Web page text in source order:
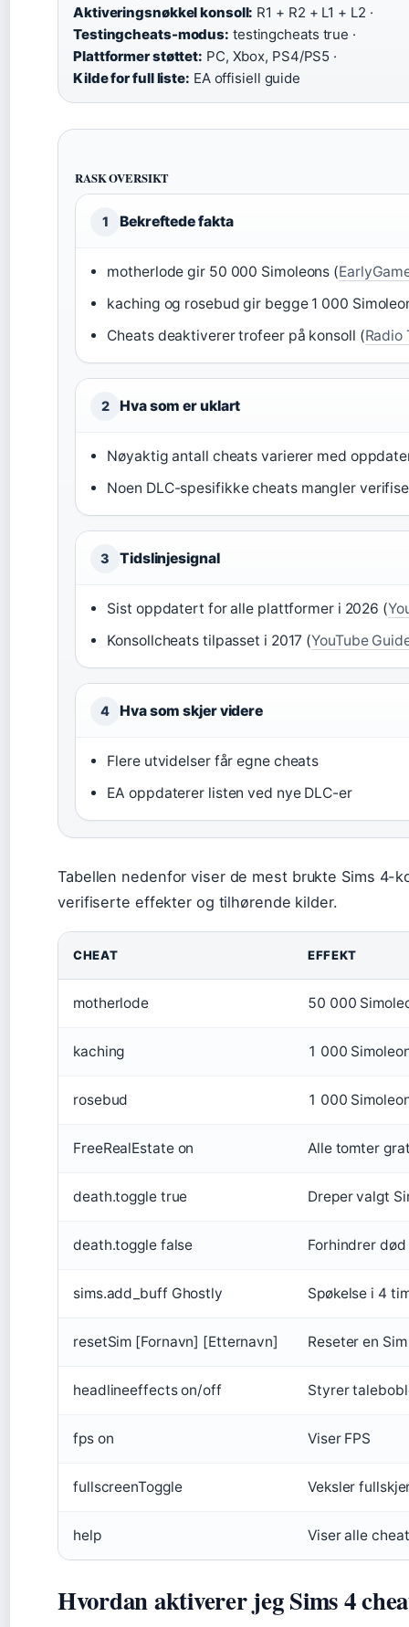
Aktiveringsnøkkel konsoll: R1 + R2 + L1 + L2 ·
Testingcheats-modus: testingcheats true ·
Plattformer støttet: PC, Xbox, PS4/PS5 ·
Kilde for full liste: EA offisiell guide
RASK OVERSIKT
1 Bekreftede fakta
motherlode gir 50 000 Simoleons (
kaching og rosebud gir begge 1 000
Cheats deaktiverer trofeer på konsoll (Radio
2 Hva som er uklart
Nøyaktig antall cheats varierer med
Noen DLC-spesifikke cheats mangler
3 Tidslinjesignal
Sist oppdatert for alle plattformer i 2026 (
Konsollcheats tilpasset i 2017 (YouTube
4 Hva som skjer videre
Flere utvidelser får egne cheats
EA oppdaterer listen ved nye DLC-er
Tabellen nedenfor viser de mest brukte Sims 4-
verifiserte effekter og tilhørende kilder.
CHEAT EFFEKT
motherlode 50 000
kaching 1 000
rosebud 1 000
FreeRealEstate on Alle tomter
death.toggle true Dreper valgt
death.toggle false Forhindrer død
sims.add_buff Ghostly Spøkelse i 4
resetSim [Fornavn] [Etternavn] Reseter en Sim
headlineeffects on/off Styrer
fps on Viser FPS
fullscreenToggle Veksler
help Viser alle
Hvordan aktiverer jeg Sims 4